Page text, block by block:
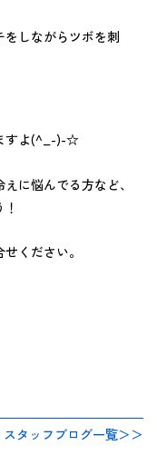
しながらツボを刺
すよ(^_-)-☆
に悩んでる方など、
ください。
スタッフブログ一覧＞＞